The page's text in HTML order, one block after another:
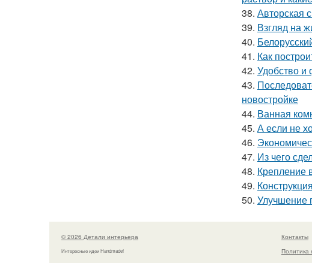
38. Авторская
39. Взгляд на
40.
41. Как
42. Удобство и
43.
новостройке
44. Ванная
45. А если не
46.
47. Из чего
48. Крепление
49.
50. Улучшение
© 2026 Детали интерьера
Интересные идеи Handmade!
Контакты
Политика